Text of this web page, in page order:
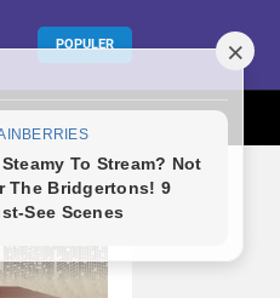
POPULER